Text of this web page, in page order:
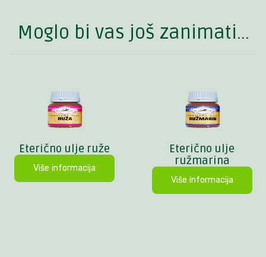
Moglo bi vas još zanimati...
Eterično ulje ruže
Više informacija
Eterično ulje
ružmarina
Više informacija